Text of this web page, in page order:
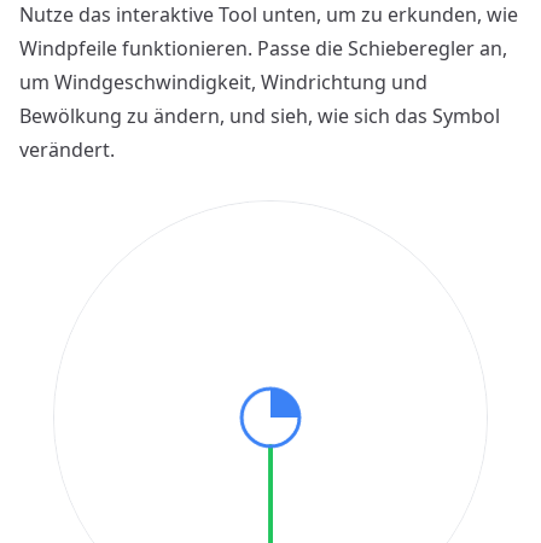
Nutze das interaktive Tool unten, um zu erkunden, wie
Windpfeile funktionieren. Passe die Schieberegler an,
um Windgeschwindigkeit, Windrichtung und
Bewölkung zu ändern, und sieh, wie sich das Symbol
verändert.